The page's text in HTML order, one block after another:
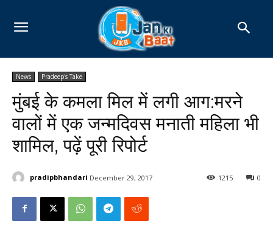
News Pradeep's Take
मुंबई के कमला मिल में लगी आग:मरने
वालों में एक जन्मदिवस मनाती महिला भी
शामिल, पढ़ें पूरी रिपोर्ट
pradipbhandari December 29, 2017 0
1215